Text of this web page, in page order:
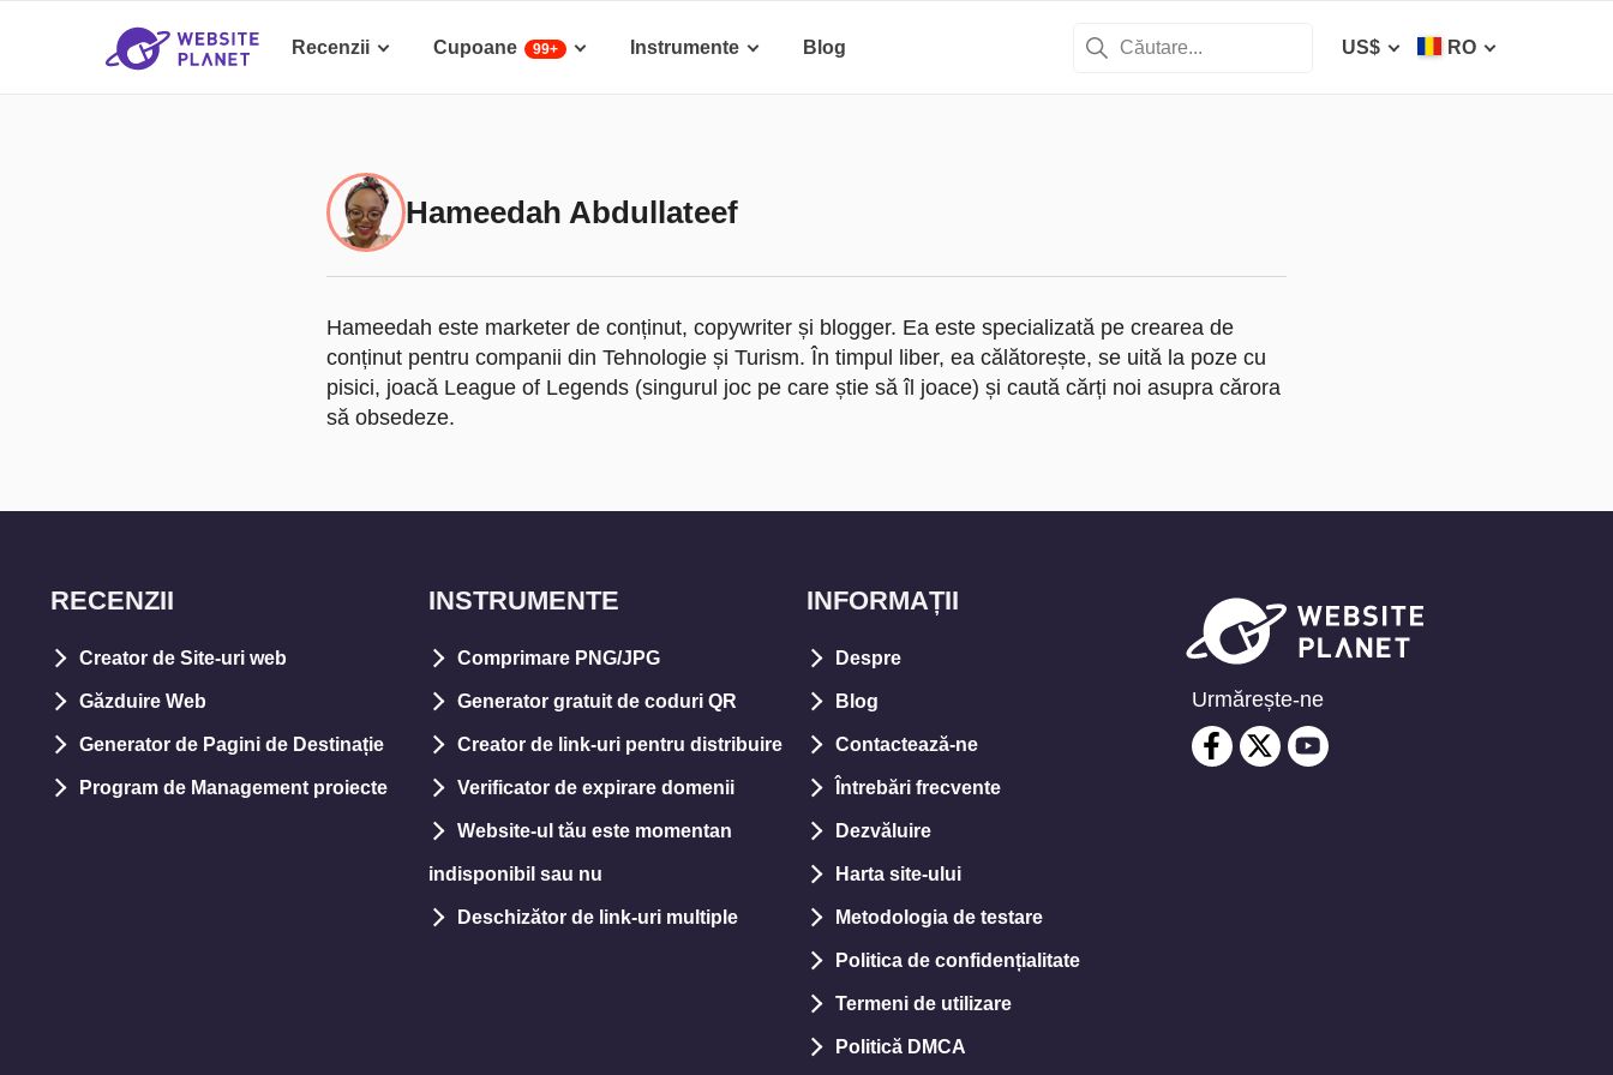
Recenzii Cupoane 99+ Instrumente Blog US$ RO
Hameedah Abdullateef
Hameedah este marketer de conținut, copywriter și blogger. Ea este specializată pe crearea de
conținut pentru companii din Tehnologie și Turism. În timpul liber, ea călătorește, se uită la poze cu
pisici, joacă League of Legends (singurul joc pe care știe să îl joace) și caută cărți noi asupra cărora
să obsedeze.
RECENZII
Creator de Site-uri web
Găzduire Web
Generator de Pagini de Destinație
Program de Management proiecte
INSTRUMENTE
Comprimare PNG/JPG
Generator gratuit de coduri QR
Creator de link-uri pentru distribuire
Verificator de expirare domenii
Website-ul tău este momentan
indisponibil sau nu
Deschizător de link-uri multiple
INFORMAȚII
Despre
Blog
Contactează-ne
Întrebări frecvente
Dezvăluire
Harta site-ului
Metodologia de testare
Politica de confidențialitate
Termeni de utilizare
Politică DMCA
Urmărește-ne